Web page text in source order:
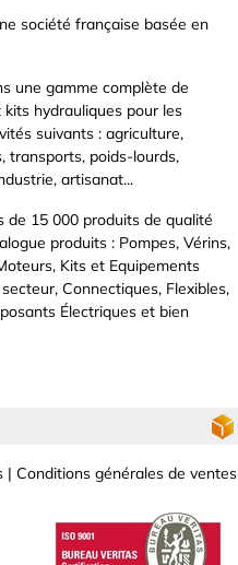
société française basée en
une gamme complète de
hydrauliques pour les
suivants : agriculture,
transports, poids-lourds,
artisanat...
de 15 000 produits de qualité
produits : Pompes, Vérins,
Kits et Equipements
Connectiques, Flexibles,
Électriques et bien
| Conditions générales de ventes